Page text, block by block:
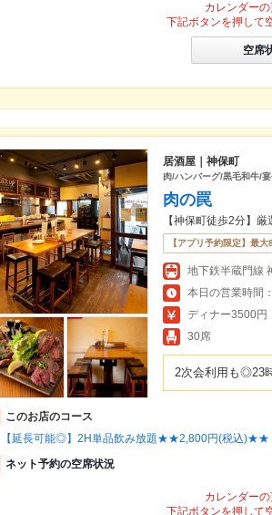
カレンダーの
下記ボタンを押して
空席
居酒屋｜神保町
肉/ハンバーグ/黒毛和牛/
肉の罠
【神保町徒歩2分】
【アプリ予約限定】最
本日の営業時間
ディナー3500円
30席
2次会利用も◎23
このお店のコース
【延長可能◎】2H単品飲み放題★★2,800円(税込)★★
ネット予約の空席状況
カレンダーの
下記ボタンを押して